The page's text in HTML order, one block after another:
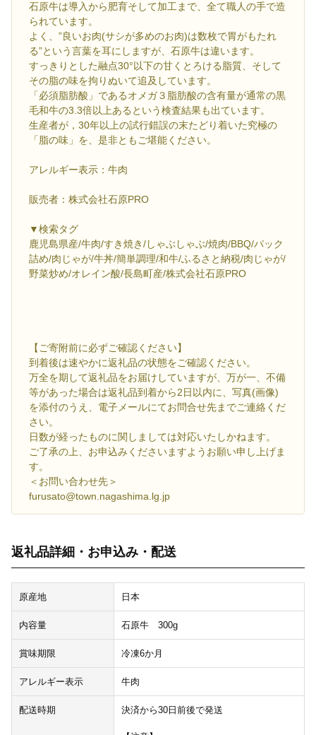
石原牛は導入から肥育そして加工まで、全て職人の手で造
られています。
よく、”良いお肉(サシが多めのお肉)は数枚で胃がもたれ
る”という言葉を耳にしますが、石原牛は違います。
すっきりとした融点30°以下の甘くとろける脂質、そして
その脂の味を拘りぬいて追及しています。
「必須脂肪酸」であるオメガ３脂肪酸の含有量が通常の黒
毛和牛の3.3倍以上あるという検査結果も出ています。
生産者が，30年以上の試行錯誤の末たどり着いた究極の
「脂の味」を、是非ともご堪能ください。
アレルギー表示：牛肉
販売者：株式会社石原PRO
▼検索タグ
鹿児島県産/牛肉/すき焼き/しゃぶしゃぶ/焼肉/BBQ/パック
詰め/肉じゃが/牛丼/簡単調理/和牛/ふるさと納税/肉じゃが/
野菜炒め/オレイン酸/長島町産/株式会社石原PRO
【ご寄附前に必ずご確認ください】
到着後は速やかに返礼品の状態をご確認ください。
万全を期して返礼品をお届けしていますが、万が一、不備
等があった場合は返礼品到着から2日以内に、写真(画像)
を添付のうえ、電子メールにてお問合せ先までご連絡くだ
さい。
日数が経ったものに関しましては対応いたしかねます。
ご了承の上、お申込みくださいますようお願い申し上げま
す。
＜お問い合わせ先＞
furusato@town.nagashima.lg.jp
返礼品詳細・お申込み・配送
原産地 日本
内容量 石原牛 300g
賞味期限 冷凍6か月
アレルギー表示 牛肉
配送時期 決済から30日前後で発送